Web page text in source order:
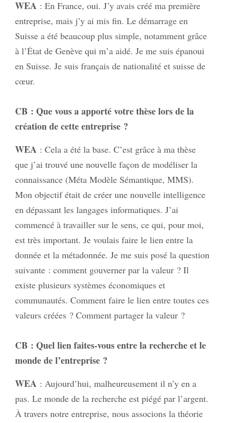
WEA : En France, oui. J’y avais créé ma première
entreprise, mais j’y ai mis fin. Le démarrage en
Suisse a été beaucoup plus simple, notamment grâce
à l’État de Genève qui m’a aidé. Je me suis épanoui
en Suisse. Je suis français de nationalité et suisse de
cœur.
CB : Que vous a apporté votre thèse lors de la
création de cette entreprise ?
WEA : Cela a été la base. C’est grâce à ma thèse
que j’ai trouvé une nouvelle façon de modéliser la
connaissance (Méta Modèle Sémantique, MMS).
Mon objectif était de créer une nouvelle intelligence
en dépassant les langages informatiques. J’ai
commencé à travailler sur le sens, ce qui, pour moi,
est très important. Je voulais faire le lien entre la
donnée et la métadonnée. Je me suis posé la question
suivante : comment gouverner par la valeur ? Il
existe plusieurs systèmes économiques et
communautés. Comment faire le lien entre toutes ces
valeurs créées ? Comment partager la valeur ?
CB : Quel lien faites-vous entre la recherche et le
monde de l’entreprise ?
WEA : Aujourd’hui, malheureusement il n’y en a
pas. Le monde de la recherche est piégé par l’argent.
À travers notre entreprise, nous associons la théorie